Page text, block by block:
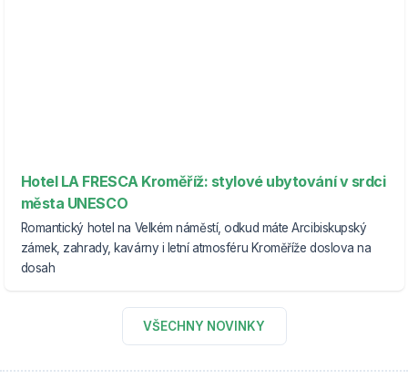
Hotel LA FRESCA Kroměříž: stylové ubytování v srdci
města UNESCO
Romantický hotel na Velkém náměstí, odkud máte Arcibiskupský
zámek, zahrady, kavárny i letní atmosféru Kroměříže doslova na
dosah
VŠECHNY NOVINKY